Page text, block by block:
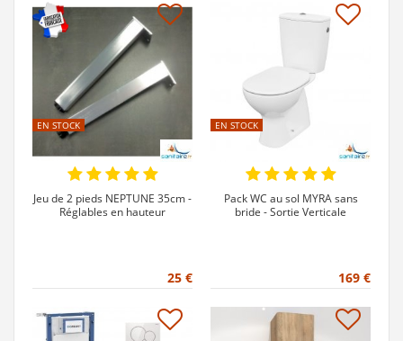
EN STOCK
Jeu de 2 pieds NEPTUNE 35cm -
Réglables en hauteur
25 €
EN STOCK
Pack WC au sol MYRA sans
bride - Sortie Verticale
169 €